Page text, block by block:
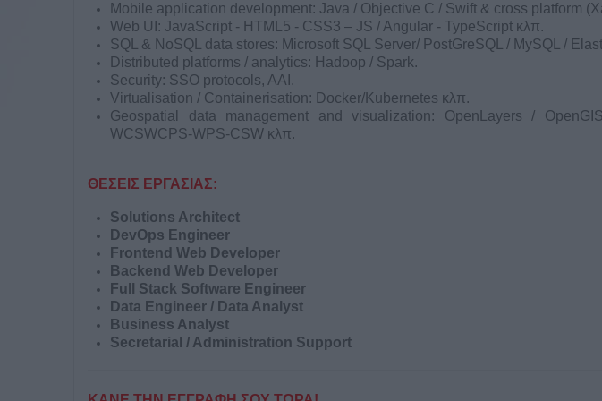
Mobile application development: Java / Objective C / Swift & cross platform
Web UI: JavaScript - HTML5 - CSS3 – JS / Angular - TypeScript κλπ.
SQL & NoSQL data stores: Microsoft SQL Server/ PostGreSQL / MySQL /
Distributed platforms / analytics: Hadoop / Spark.
Security: SSO protocols, AAI.
Virtualisation / Containerisation: Docker/Kubernetes κλπ.
Geospatial data management and visualization: OpenLayers /
WCSWCPS-WPS-CSW κλπ.
ΘΕΣΕΙΣ ΕΡΓΑΣΙΑΣ:
Solutions Architect
DevOps Engineer
Frontend Web Developer
Backend Web Developer
Full Stack Software Engineer
Data Engineer / Data Analyst
Business Analyst
Secretarial / Administration Support